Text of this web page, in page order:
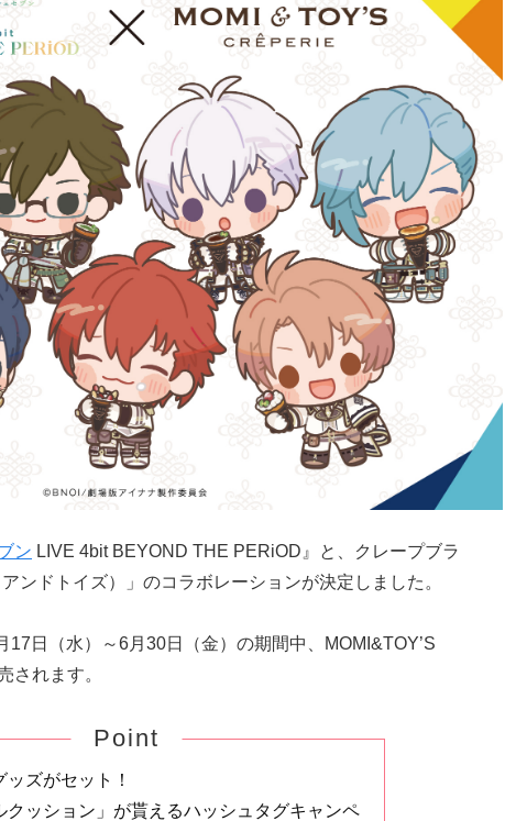
ン LIVE 4bit BEYOND THE PERiOD』と、クレープブラ
ンドトイズ）」のコラボレーションが決定しました。
17日（水）～6月30日（金）の期間中、MOMI&TOY’S
されます。
Point
ッズがセット！
クッション」が貰えるハッシュタグキャンペ